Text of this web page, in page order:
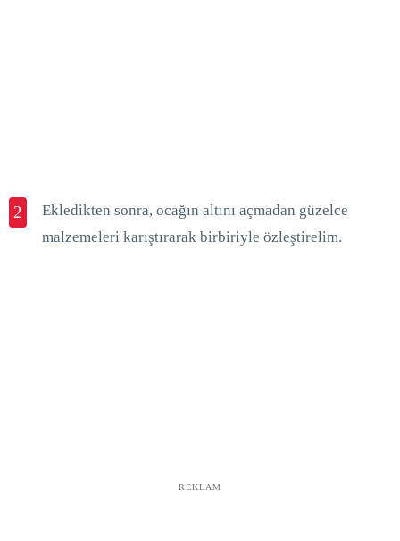
2
Ekledikten sonra, ocağın altını açmadan güzelce
malzemeleri karıştırarak birbiriyle özleştirelim.
REKLAM